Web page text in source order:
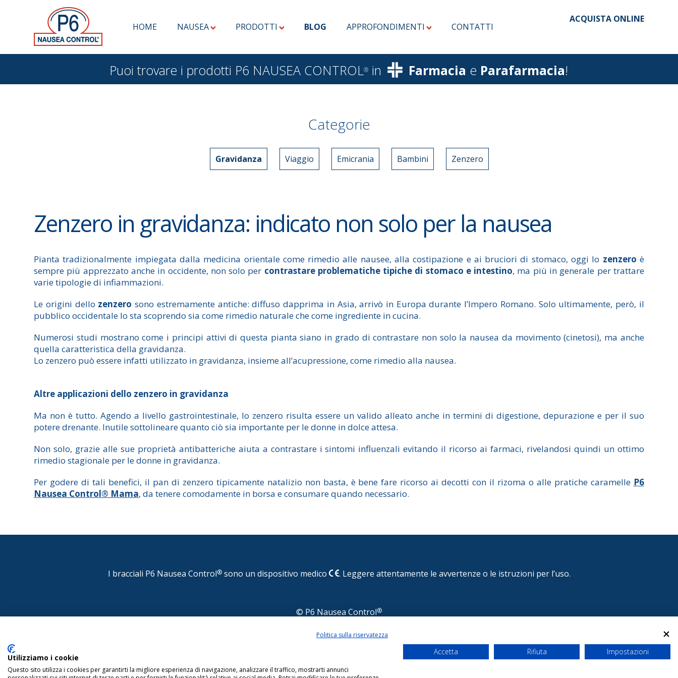
HOME NAUSEA PRODOTTI BLOG APPROFONDIMENTI CONTATTI
ACQUISTA ONLINE
Puoi trovare i prodotti P6 NAUSEA CONTROL® in Farmacia e Parafarmacia!
Categorie
Gravidanza Viaggio Emicrania Bambini Zenzero
Zenzero in gravidanza: indicato non solo per la nausea
Pianta tradizionalmente impiegata dalla medicina orientale come rimedio alle nausee, alla costipazione e ai bruciori di stomaco, oggi lo zenzero è
sempre più apprezzato anche in occidente, non solo per contrastare problematiche tipiche di stomaco e intestino, ma più in generale per trattare
varie tipologie di infiammazioni.
Le origini dello zenzero sono estremamente antiche: diffuso dapprima in Asia, arrivò in Europa durante l’Impero Romano. Solo ultimamente, però, il
pubblico occidentale lo sta scoprendo sia come rimedio naturale che come ingrediente in cucina.
Numerosi studi mostrano come i principi attivi di questa pianta siano in grado di contrastare non solo la nausea da movimento (cinetosi), ma anche
quella caratteristica della gravidanza.
Lo zenzero può essere infatti utilizzato in gravidanza, insieme all’acupressione, come rimedio alla nausea.
Altre applicazioni dello zenzero in gravidanza
Ma non è tutto. Agendo a livello gastrointestinale, lo zenzero risulta essere un valido alleato anche in termini di digestione, depurazione e per il suo
potere drenante. Inutile sottolineare quanto ciò sia importante per le donne in dolce attesa.
Non solo, grazie alle sue proprietà antibatteriche aiuta a contrastare i sintomi influenzali evitando il ricorso ai farmaci, rivelandosi quindi un ottimo
rimedio stagionale per le donne in gravidanza.
Per godere di tali benefici, il pan di zenzero tipicamente natalizio non basta, è bene fare ricorso ai decotti con il rizoma o alle pratiche caramelle P6
Nausea Control® Mama, da tenere comodamente in borsa e consumare quando necessario.
I bracciali P6 Nausea Control®sono un dispositivo medico . Leggere attentamente le avvertenze o le istruzioni per l’uso.
© P6 Nausea Control®
Reg. Imp. di Como - Cod. Fisc. e P. IVA 01063510406 Capitale Sociale €.50.000 i.v.
Dichiarazione di accessibilità - Powered by
Data aut.min.rich. per il sito web = 11/10/2024
Politica sulla riservatezza
Utilizziamo i cookie
Questo sito utilizza i cookies per garantirti la migliore esperienza di navigazione, analizzare il traffico, mostrarti annunci
Accetta Rifiuta Impostazioni